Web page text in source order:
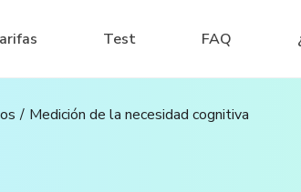
Test FAQ
Medición de la necesidad cognitiva